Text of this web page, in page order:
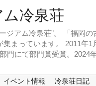
アム冷泉荘”。 「福岡
まっています。 2011年
門にて部門賞受賞。2024
イベント情報 冷泉荘日記